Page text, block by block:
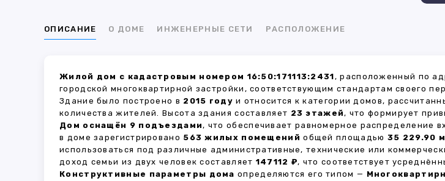
ОПИСАНИЕ О ДОМЕ ИНЖЕНЕРНЫЕ СЕТИ РАСПОЛОЖЕНИЕ
Жилой дом с кадастровым номером 16:50:171113:2431, расположенный по
городской многоквартирной застройки, соответствующим стандартам своего
Здание было построено в 2015 году и относится к категории домов,
количества жителей. Высота здания составляет 23 этажей, что формирует
Дом оснащён 9 подъездами, что обеспечивает равномерное распределение
в доме зарегистрировано 563 жилых помещений общей площадью 35 229.90
использоваться под различные административные, технические или
доход семьи из двух человек составляет 147112 ₽, что соответствует
Конструктивные параметры дома определяются его типом —